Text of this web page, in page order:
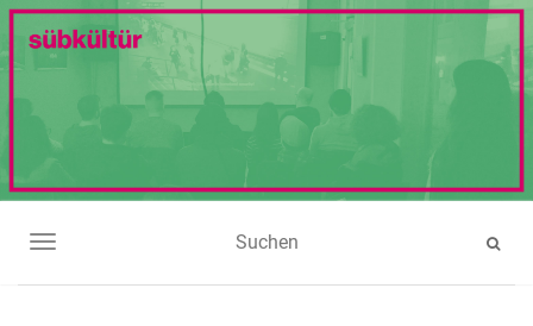
NAVIGATION UMSCHALTEN